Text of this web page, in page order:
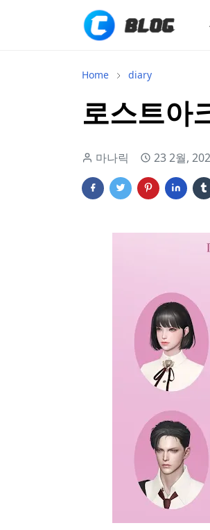
Home diary
로스트아
마나릭 23 2월,